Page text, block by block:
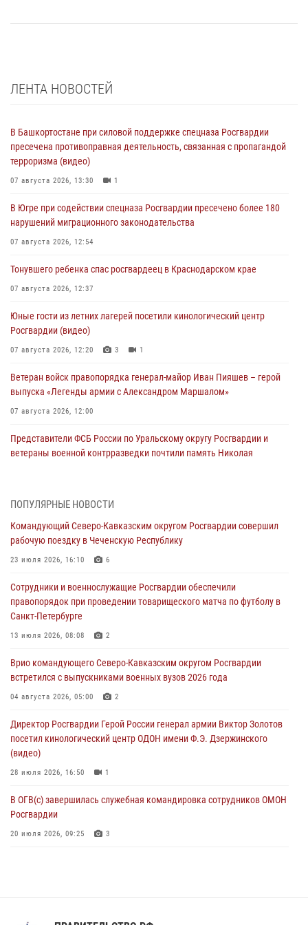
ЛЕНТА НОВОСТЕЙ
В Башкортостане при силовой поддержке спецназа Росгвардии
пресечена противоправная деятельность, связанная с пропагандой
терроризма (видео)
07 августа 2026, 13:30 1
В Югре при содействии спецназа Росгвардии пресечено более 180
нарушений миграционного законодательства
07 августа 2026, 12:54
Тонувшего ребенка спас росгвардеец в Краснодарском крае
07 августа 2026, 12:37
Юные гости из летних лагерей посетили кинологический центр
Росгвардии (видео)
07 августа 2026, 12:20 3 1
Ветеран войск правопорядка генерал-майор Иван Пияшев – герой
выпуска «Легенды армии с Александром Маршалом»
07 августа 2026, 12:00
Представители ФСБ России по Уральскому округу Росгвардии и
ветераны военной контрразведки почтили память Николая
Смольного собора в Санкт-Петербурге (видео)
07 августа 2026, 11:34
взрывобезопасности
07 августа 2026, 11:33
Рэпер ST посетил раненых росгвардейцев в Главном военном
07 августа 2026, 11:18 2
Патриотическая акция «Каникулы с Росгвардией» прошла в
07 августа 2026, 11:00
ПОПУЛЯРНЫЕ НОВОСТИ
Командующий Северо-Кавказским округом Росгвардии совершил
рабочую поездку в Чеченскую Республику
23 июля 2026, 16:10 6
Сотрудники и военнослужащие Росгвардии обеспечили
правопорядок при проведении товарищеского матча по футболу в
Санкт-Петербурге
13 июля 2026, 08:08 2
Врио командующего Северо-Кавказским округом Росгвардии
встретился с выпускниками военных вузов 2026 года
04 августа 2026, 05:00 2
Директор Росгвардии Герой России генерал армии Виктор Золотов
посетил кинологический центр ОДОН имени Ф.Э. Дзержинского
(видео)
28 июля 2026, 16:50 1
В ОГВ(с) завершилась служебная командировка сотрудников ОМОН
Росгвардии
20 июля 2026, 09:25 3